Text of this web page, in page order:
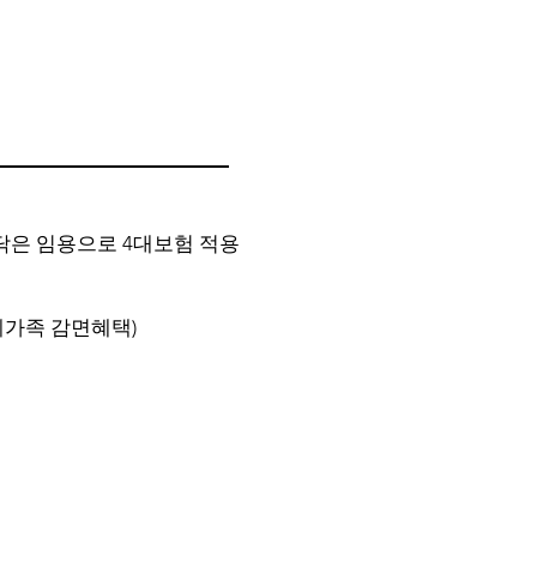
은 임용으로 4대보험 적용
족 감면혜택)